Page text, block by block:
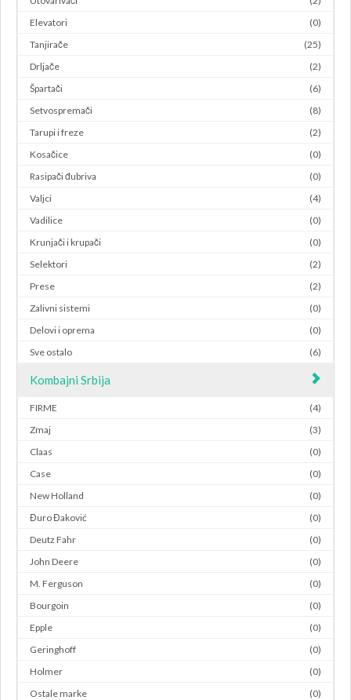
Elevatori
(0)
Tanjirače
(25)
Drljače
(2)
Špartači
(6)
Setvospremači
(8)
Tarupi i freze
(2)
Kosačice
(0)
Rasipači đubriva
(0)
Valjci
(4)
Vadilice
(0)
Krunjači i krupači
(0)
Selektori
(2)
Prese
(2)
Zalivni sistemi
(0)
Delovi i oprema
(0)
Sve ostalo
(6)
Kombajni Srbija
FIRME
(4)
Zmaj
(3)
Claas
(0)
Case
(0)
New Holland
(0)
Đuro Đaković
(0)
Deutz Fahr
(0)
John Deere
(0)
M. Ferguson
(0)
Bourgoin
(0)
Epple
(0)
Geringhoff
(0)
Holmer
(0)
Ostale marke
(0)